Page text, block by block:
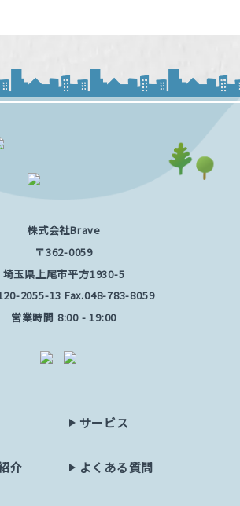
株式会社Brave
〒362-0059
埼玉県上尾市平方1930-5
2055-13 Fax.048-783-8059
営業時間 8:00 - 19:00
介
サービス
よくある質問